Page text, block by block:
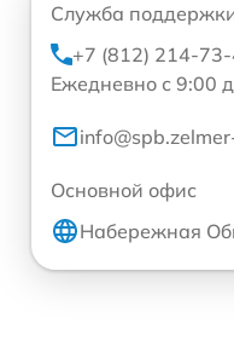
Служба
+7 (812) 214-
Ежедневно с 9:00
Основной офис
Набережная